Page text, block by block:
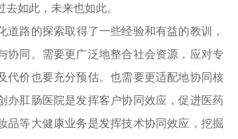
如此，未来也如此。
道路的探索取得了一些经验和有益的教训，
协同。需要更广泛地整合社会资源，应对专
代价也要充分预估。也需要更适配地协同核
办肛肠医院是发挥客户协同效应，促进医药
品等大健康业务是发挥技术协同效应，挖掘